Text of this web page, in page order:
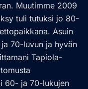
Muutimme 2009
tuli tutuksi jo 80-
Asuin
70-luvun ja hyvän
Tapiola-
60- ja 70-lukujen